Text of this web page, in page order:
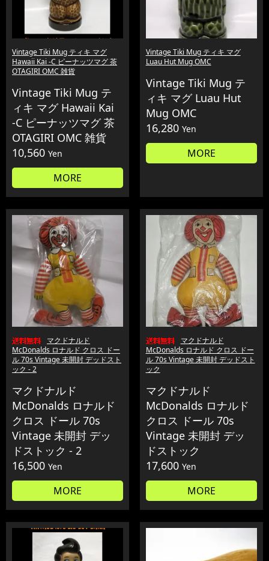
Vintage Tiki Mug ティキ マグ
Hawaii Kai -C ピーナッツマグ 茶
OTAGIRI OMC 雑貨
Vintage Tiki Mug テ
ィキ マグ Hawaii Kai
-C ピーナッツマグ 茶
OTAGIRI OMC 雑貨
10,560 Yen
MORE
Vintage Tiki Mug ティキ マグ
Luau Hut Mug OMC
Vintage Tiki Mug テ
ィキ マグ Luau Hut
Mug OMC
16,280 Yen
MORE
マクドナルド
McDonalds ロナルド クロス ドー
ル 70s Vintage 未開封 デッドスト
ック - 2
マクドナルド
McDonalds ロナルド
クロス ドール 70s
Vintage 未開封 デッ
ドストック - 2
16,500 Yen
MORE
マクドナルド
McDonalds ロナルド クロス ドー
ル 70s Vintage 未開封 デッドスト
ック
マクドナルド
McDonalds ロナルド
クロス ドール 70s
Vintage 未開封 デッ
ドストック
17,600 Yen
MORE